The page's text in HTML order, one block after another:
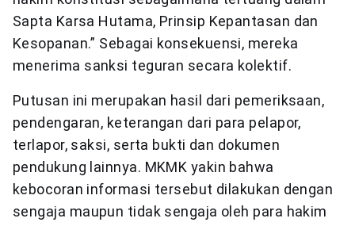
Sapta Karsa Hutama, Prinsip Kepantasan dan
Kesopanan.” Sebagai konsekuensi, mereka
menerima sanksi teguran secara kolektif.
Putusan ini merupakan hasil dari pemeriksaan,
pendengaran, keterangan dari para pelapor,
terlapor, saksi, serta bukti dan dokumen
pendukung lainnya. MKMK yakin bahwa
kebocoran informasi tersebut dilakukan dengan
sengaja maupun tidak sengaja oleh para hakim